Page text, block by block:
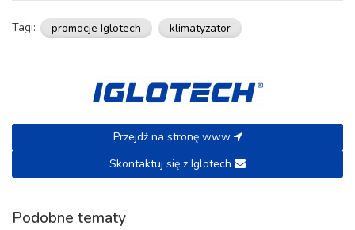
Tagi: promocje Iglotech klimatyzator
Przejdź na stronę www
Skontaktuj się z Iglotech
Podobne tematy